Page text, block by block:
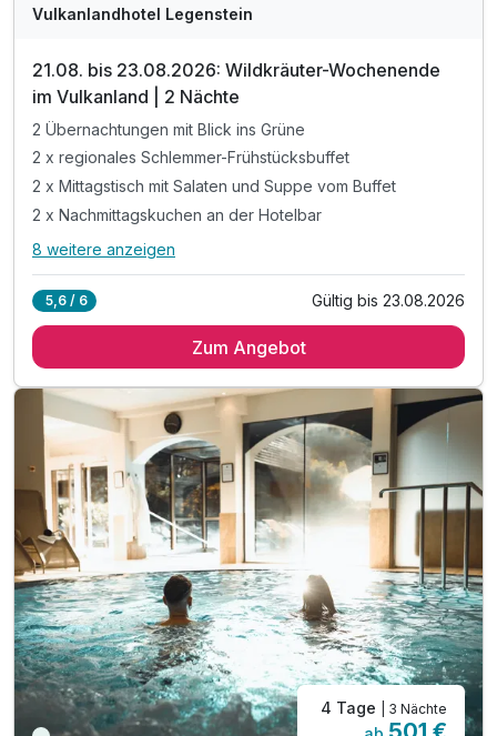
Vulkanlandhotel Legenstein
21.08. bis 23.08.2026: Wildkräuter-Wochenende
im Vulkanland | 2 Nächte
2 Übernachtungen mit Blick ins Grüne
2 x regionales Schlemmer-Frühstücksbuffet
2 x Mittagstisch mit Salaten und Suppe vom Buffet
2 x Nachmittagskuchen an der Hotelbar
Alle Inklusivleistungen
2 x regionales Schlemmer-Frühstücksbuffet
2 x Nachmittagskuchen an der Hotelbar
2 x 5-Gang-Wahlmenü am Abend
Nutzung des über 1.000m² Wellnessbereichs
Legenstein´s "Echt viel dabei"-Leistungen
Kräuterspaziergang durchs herbstliche Vulkanland
Verarbeitung der gesammelten Kräuter
Räucherbündel binden inkl. Räucherritual
Gehmeditation "Achtsamkeit & Wertschätzung"
inkl. Parkplatz & WLAN-Nutzung
8 weitere anzeigen
5,6 / 6 Gültig bis 23.08.2026
Zum Angebot
4 Tage | 3 Nächte